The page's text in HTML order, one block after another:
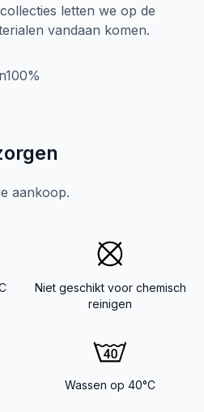
letten we op de
vandaan komen.
aankoop.
Niet geschikt voor chemisch
reinigen
Wassen op 40°C